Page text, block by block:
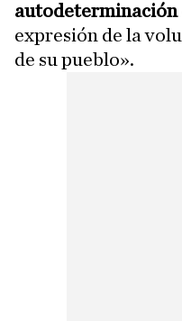
autodeterminación
expresión de la
de su pueblo».